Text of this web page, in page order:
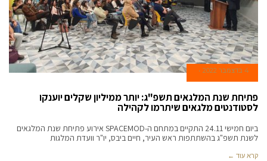
4 בדצמבר 2022
פתיחת שנת המלגאים תשפ"ג: יותר ממיליון שקלים יוענקו
לסטודנטים מלגאים שיתרמו לקהילה
ביום חמישי 24.11 התקיים במתחם ה-SPACEMOD אירוע פתיחת שנת המלגאים
לשנת תשפ"ג בהשתתפות ראש העיר, חיים ביבס, יו"ר וועדת המלגות
קרא עוד ←